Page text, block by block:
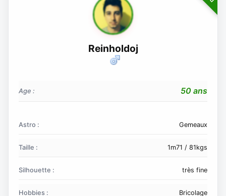
Reinholdoj
Age : 50 ans
Astro : Gemeaux
Taille : 1m71 / 81kgs
Silhouette : très fine
Hobbies : Bricolage